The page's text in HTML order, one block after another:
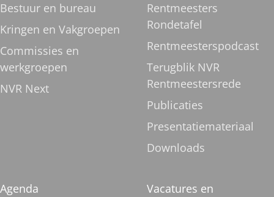
Bestuur en bureau
Kringen en Vakgroepen
Commissies en
werkgroepen
NVR Next
Rentmeesters
Rondetafel
Rentmeesterspodcast
Terugblik NVR
Rentmeestersrede
Publicaties
Presentatiemateriaal
Downloads
Agenda
Vacatures en